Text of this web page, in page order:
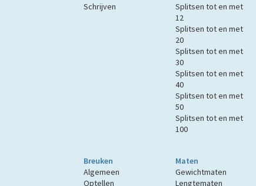
Schrijven
Splitsen tot en met
12
Splitsen tot en met
20
Splitsen tot en met
30
Splitsen tot en met
40
Splitsen tot en met
50
Splitsen tot en met
100
Breuken
Algemeen
Optellen
Maten
Gewichtmaten
Lengtematen